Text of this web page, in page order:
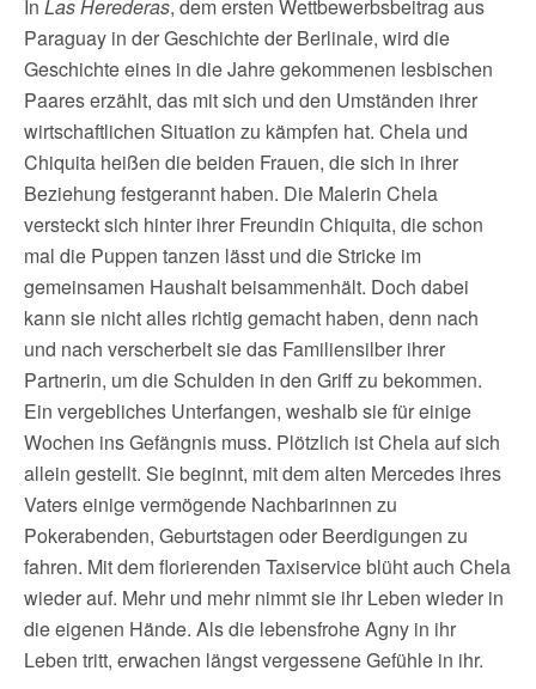
In Las Herederas, dem ersten Wettbewerbsbeitrag aus
Paraguay in der Geschichte der Berlinale, wird die
Geschichte eines in die Jahre gekommenen lesbischen
Paares erzählt, das mit sich und den Umständen ihrer
wirtschaftlichen Situation zu kämpfen hat. Chela und
Chiquita heißen die beiden Frauen, die sich in ihrer
Beziehung festgerannt haben. Die Malerin Chela
versteckt sich hinter ihrer Freundin Chiquita, die schon
mal die Puppen tanzen lässt und die Stricke im
gemeinsamen Haushalt beisammenhält. Doch dabei
kann sie nicht alles richtig gemacht haben, denn nach
und nach verscherbelt sie das Familiensilber ihrer
Partnerin, um die Schulden in den Griff zu bekommen.
Ein vergebliches Unterfangen, weshalb sie für einige
Wochen ins Gefängnis muss. Plötzlich ist Chela auf sich
allein gestellt. Sie beginnt, mit dem alten Mercedes ihres
Vaters einige vermögende Nachbarinnen zu
Pokerabenden, Geburtstagen oder Beerdigungen zu
fahren. Mit dem florierenden Taxiservice blüht auch Chela
wieder auf. Mehr und mehr nimmt sie ihr Leben wieder in
die eigenen Hände. Als die lebensfrohe Agny in ihr
Leben tritt, erwachen längst vergessene Gefühle in ihr.